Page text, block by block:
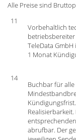
Alle Preise sind
11
Vorbehaltlich
TeleData
1 Monat
14
Buchbar für
abrufbar. Der